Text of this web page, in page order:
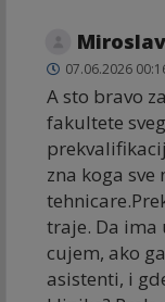
07.06.2026
A sto bravo
fakultete
zna koga sve
traje. Da
cujem, ako
asistenti, i